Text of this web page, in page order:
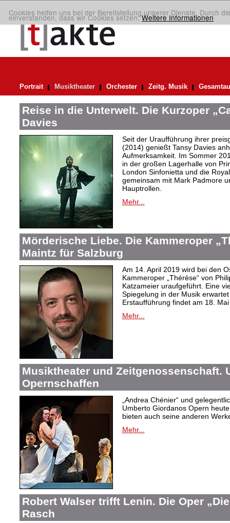
Cookies helfen uns bei der Bereitstellung unserer Dienste. Durch
einverstanden, dass wir Cookies setzen.Weitere Informationen
Portrait Musiktheater Orchester Zeitg. Musik
Reise in die Unterwelt. Die Kurzoper
Davies
Seit der Uraufführung ihrer
(2014) genießt Tansy Davies
Aufmerksamkeit. Im Sommer
in der großen Lagerhalle von
London Sinfonietta und die
gemeinsam mit Mark Padmore
Hauptrollen.
Mehr...
Mörderische Liebe. Die Kammeroper
Maintz für Salzburg
Am 14. April 2019 wird bei den
Kammeroper „Thérèse“ von
Katzameier uraufgeführt. Eine
Spiegelung in der Musik
Erstaufführung findet am 18.
Mehr...
Musiktheater und Zeitgenossenschaft.
Opernschaffen
„Andrea Chénier“ und
Umberto Giordanos Opern
bieten auch seine anderen
Mehr...
Robert Walser trifft Lenin. Die Oper
Rasch